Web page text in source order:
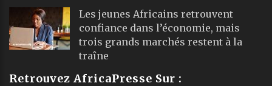
Les jeunes Africains retrouvent
confiance dans l’économie, mais
trois grands marchés restent à la
traîne
Retrouvez AfricaPresse Sur :